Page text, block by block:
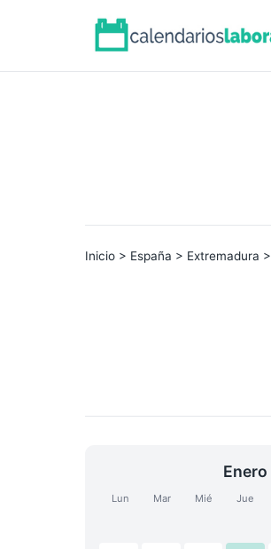
Inicio > España > Extremadura >
Enero
Lun Mar Mié Jue